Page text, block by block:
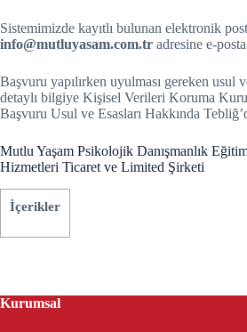
Sistemimizde kayıtlı bulunan elektronik
info@mutluyasam.com.tr adresine e-
Başvuru yapılırken uyulması gereken usul
detaylı bilgiye Kişisel Verileri Koruma
Başvuru Usul ve Esasları Hakkında
Mutlu Yaşam Psikolojik Danışmanlık
Hizmetleri Ticaret ve Limited Şirketi
İçerikler
Kurumsal